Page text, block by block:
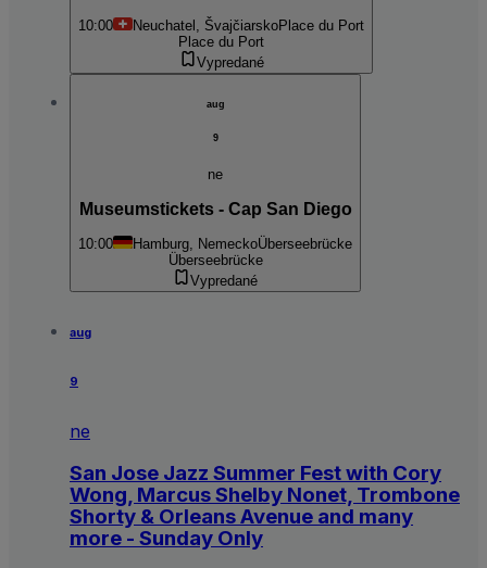
10:00 Neuchatel, ŠvajčiarskoPlace du Port
Place du Port
Vypredané
aug
9
ne
Museumstickets - Cap San Diego
10:00 Hamburg, NemeckoÜberseebrücke
Überseebrücke
Vypredané
aug
9
ne
San Jose Jazz Summer Fest with Cory
Wong, Marcus Shelby Nonet, Trombone
Shorty & Orleans Avenue and many
more - Sunday Only